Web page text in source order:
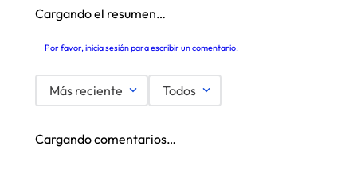
Cargando el resumen…
Por favor, inicia sesión para escribir un comentario.
Más reciente Todos
Cargando comentarios…